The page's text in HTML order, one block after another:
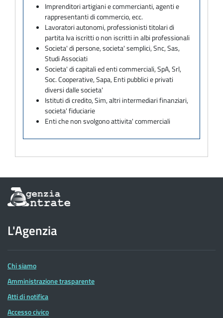
Imprenditori artigiani e commercianti, agenti e
rappresentanti di commercio, ecc.
Lavoratori autonomi, professionisti titolari di
partita Iva iscritti o non iscritti in albi professionali
Societa' di persone, societa' semplici, Snc, Sas,
Studi Associati
Societa' di capitali ed enti commerciali, SpA, Srl,
Soc. Cooperative, Sapa, Enti pubblici e privati
diversi dalle societa'
Istituti di credito, Sim, altri intermediari finanziari,
societa' fiduciarie
Enti che non svolgono attivita' commerciali
Informazioni
sul
dell'Agenzia
delle
Entrate
L'Agenzia
Chi siamo
Amministrazione trasparente
Atti di notifica
Accesso civico